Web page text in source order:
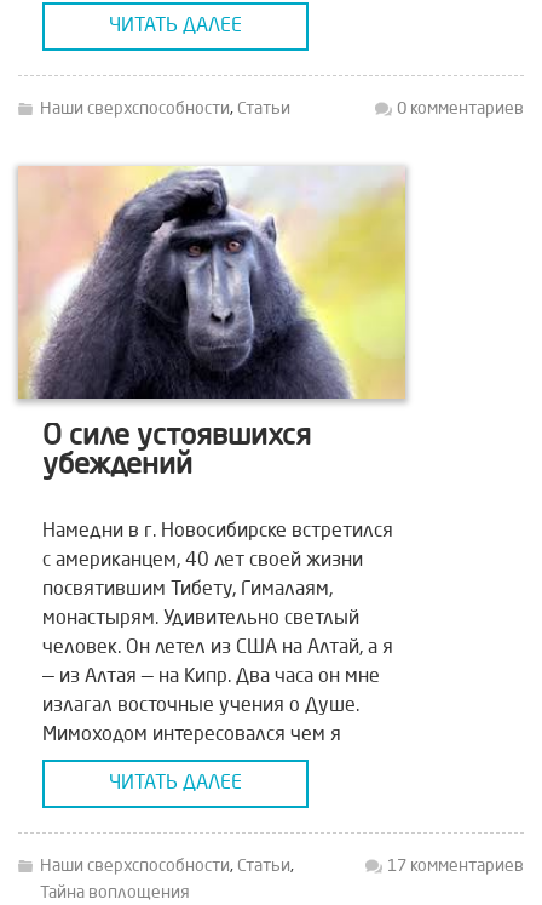
угнетения и депрессивных состояний,
не прибегая к психотропным
возможностей, обретая силу и […]
ЧИТАТЬ ДАЛЕЕ
Наши сверхспособности, Статьи 0 комментариев
О силе устоявшихся
убеждений
Намедни в г. Новосибирске встретился
с американцем, 40 лет своей жизни
посвятившим Тибету, Гималаям,
монастырям. Удивительно светлый
человек. Он летел из США на Алтай, а я
— из Алтая — на Кипр. Два часа он мне
излагал восточные учения о Душе.
Мимоходом интересовался чем я
занимаюсь. Я, по наивности, говорил о
том, чего достигла земная […]
ЧИТАТЬ ДАЛЕЕ
Наши сверхспособности, Статьи,
Тайна воплощения
17 комментариев